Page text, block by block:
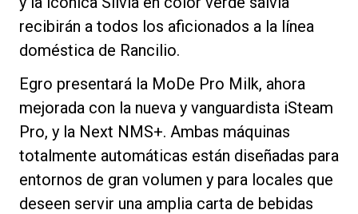
recibirán a todos los aficionados a la línea
doméstica de Rancilio.
Egro presentará la MoDe Pro Milk, ahora
mejorada con la nueva y vanguardista iSteam
Pro, y la Next NMS+. Ambas máquinas
totalmente automáticas están diseñadas para
entornos de gran volumen y para locales que
deseen servir una amplia carta de bebidas